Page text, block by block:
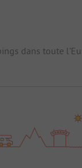
dans toute